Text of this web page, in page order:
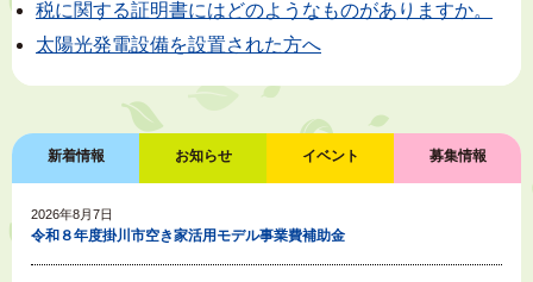
税に関する証明書にはどのようなものがありますか。
太陽光発電設備を設置された方へ
新着情報 お知らせ イベント 募集情報
2026年8月7日
令和８年度掛川市空き家活用モデル事業費補助金